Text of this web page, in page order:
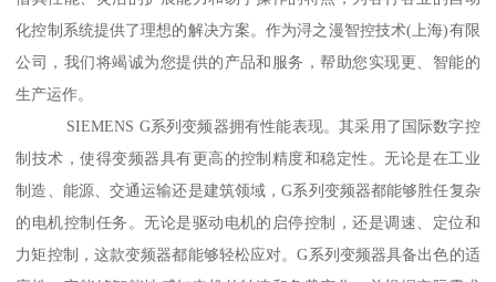
化控制系统提供了理想的解决方案。作为浔之漫智控技术(上海)有限
公司，我们将竭诚为您提供的产品和服务，帮助您实现更、智能的
生产运作。
SIEMENS G系列变频器拥有性能表现。其采用了国际数字控
制技术，使得变频器具有更高的控制精度和稳定性。无论是在工业
制造、能源、交通运输还是建筑领域，G系列变频器都能够胜任复杂
的电机控制任务。无论是驱动电机的启停控制，还是调速、定位和
力矩控制，这款变频器都能够轻松应对。G系列变频器具备出色的适